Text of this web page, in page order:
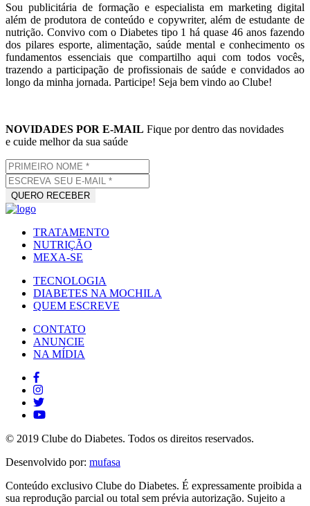
Sou publicitária de formação e especialista em marketing digital
além de produtora de conteúdo e copywriter, além de estudante de
nutrição. Convivo com o Diabetes tipo 1 há quase 46 anos fazendo
dos pilares esporte, alimentação, saúde mental e conhecimento os
fundamentos essenciais que compartilho aqui com todos vocês,
trazendo a participação de profissionais de saúde e convidados ao
longo da minha jornada. Participe! Seja bem vindo ao Clube!
NOVIDADES POR E-MAIL Fique por dentro das novidades
e cuide melhor da sua saúde
TRATAMENTO
NUTRIÇÃO
MEXA-SE
TECNOLOGIA
DIABETES NA MOCHILA
QUEM ESCREVE
CONTATO
ANUNCIE
NA MÍDIA
© 2019 Clube do Diabetes. Todos os direitos reservados.
Desenvolvido por: mufasa
Conteúdo exclusivo Clube do Diabetes. É expressamente proibida a
sua reprodução parcial ou total sem prévia autorização. Sujeito a